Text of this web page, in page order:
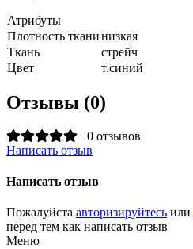
Атрибуты
Плотность тканинизкая
Ткань
стрейч
Цвет
т.синий
Отзывы (0)
0 отзывов
Написать отзыв
Написать отзыв
Пожалуйста авторизируйтесь или
перед тем как написать отзыв
Меню